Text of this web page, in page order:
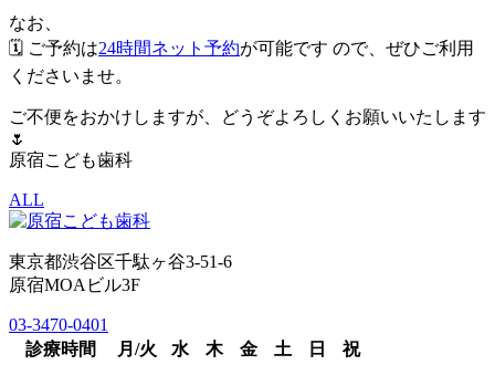
なお、
🗓 ご予約は24時間ネット予約が可能です ので、ぜひご利用
くださいませ。
ご不便をおかけしますが、どうぞよろしくお願いいたします
🌷
原宿こども歯科
ALL
東京都渋谷区千駄ヶ谷3-51-6
原宿MOAビル3F
03-3470-0401
診療時間
月/火 水 木 金 土 日
祝